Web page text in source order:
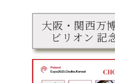
大阪・関西万
ビリオン 記